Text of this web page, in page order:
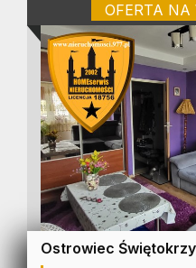
OFERTA NA
Ostrowiec